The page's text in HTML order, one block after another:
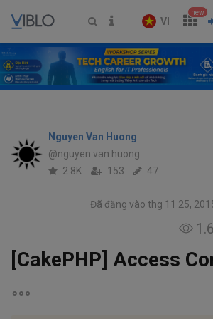
VI
new
Nguyen Van Huong
@nguyen.van.huong
2.8K 153 47
Đã đăng vào thg 11 25,
[CakePHP] Access